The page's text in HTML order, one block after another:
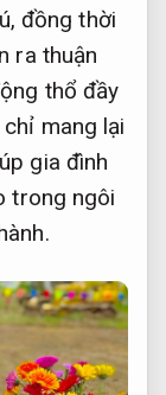
đồng thời
ra thuận
thổ đầy
mang lại
gia đình
trong ngôi